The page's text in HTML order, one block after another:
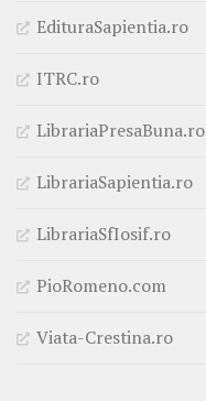
EdituraSapientia.ro
ITRC.ro
LibrariaPresaBuna.ro
LibrariaSapientia.ro
LibrariaSfIosif.ro
PioRomeno.com
Viata-Crestina.ro